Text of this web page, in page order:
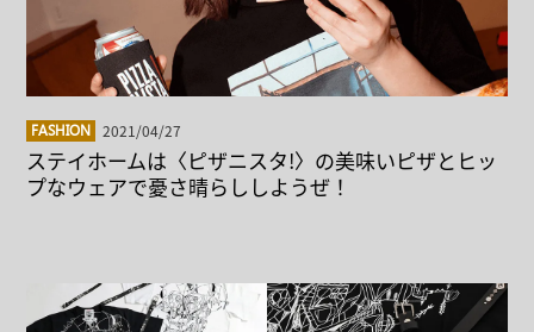
FASHION 2021/04/27
ステイホームは〈ピザニスタ!〉の美味いピザとヒッ
プなウェアで憂さ晴らししようぜ！